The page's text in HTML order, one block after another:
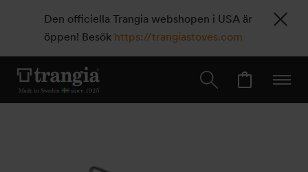
Den officiella Trangia webshopen i USA är
öppen! Besök https://trangiastoves.com